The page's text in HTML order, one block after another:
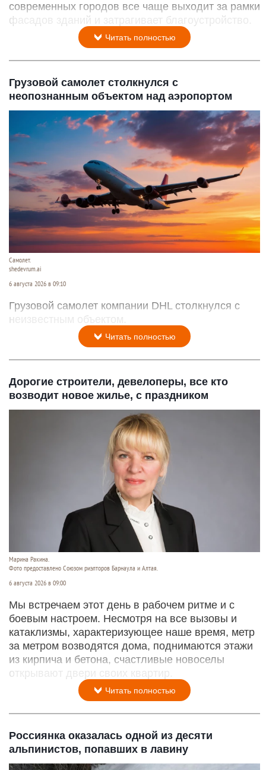
современных городов все чаще выходит за рамки
фасадов зданий и затрагивает благоустройство.
Читать полностью
Грузовой самолет столкнулся с
неопознанным объектом над аэропортом
Самолет.
shedevrum.ai
6 августа 2026 в 09:10
Грузовой самолет компании DHL столкнулся с
неизвестным объектом.
Читать полностью
Дорогие строители, девелоперы, все кто
возводит новое жилье, с праздником
Марина Ракина.
Фото предоставлено Союзом риэлторов Барнаула и Алтая.
6 августа 2026 в 09:00
Мы встречаем этот день в рабочем ритме и с
боевым настроем. Несмотря на все вызовы и
катаклизмы, характеризующее наше время, метр
за метром возводятся дома, поднимаются этажи
из кирпича и бетона, счастливые новоселы
открывают двери своих квартир.
Читать полностью
Россиянка оказалась одной из десяти
альпинистов, попавших в лавину